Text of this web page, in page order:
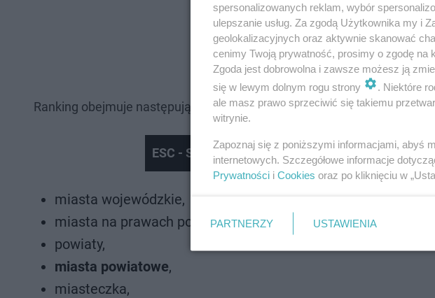
Ranking obejmuje następujące kategorie samorządów:
ESC - Sekwoja Squash Festiwal
miasta wojewódzkie,
miasta na prawach powiatu,
powiaty,
miasta powiatowe,
miasteczka,
spersonalizowanych reklam, wybór
ulepszanie usług. Za zgodą Użytkownika my i
geolokalizacyjnych oraz aktywnie skanować
cenimy Twoją prywatność, prosimy o zgodę na
Zgoda jest dobrowolna i zawsze możesz ją
się w lewym dolnym rogu strony
. Niektóre
ale masz prawo sprzeciwić się takiemu
witrynie.
Zapoznaj się z poniższymi informacjami, abyś
internetowych. Szczegółowe informacje
Prywatności i Cookies oraz po kliknięciu w
PARTNERZY USTAWIENIA